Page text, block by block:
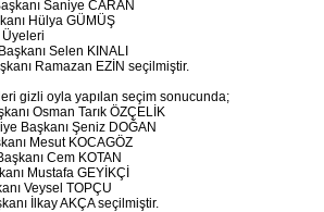
Saniye CARAN
Hülya GÜMÜŞ
Selen KINALI
Ramazan EZİN seçilmiştir.
gizli oyla yapılan seçim sonucunda;
Osman Tarık ÖZÇELİK
Başkanı Şeniz DOĞAN
Mesut KOCAGÖZ
Cem KOTAN
Mustafa GEYİKÇİ
Veysel TOPÇU
İlkay AKÇA seçilmiştir.